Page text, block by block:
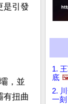
是引發
，並
有扭曲
1.
底
2.
一刻